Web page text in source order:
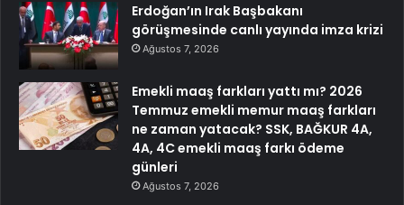
Erdoğan’ın Irak Başbakanı
görüşmesinde canlı yayında imza krizi
Ağustos 7, 2026
Emekli maaş farkları yattı mı? 2026
Temmuz emekli memur maaş farkları
ne zaman yatacak? SSK, BAĞKUR 4A,
4A, 4C emekli maaş farkı ödeme
günleri
Ağustos 7, 2026